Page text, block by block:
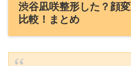
渋谷凪咲整形した？顔
比較！まとめ